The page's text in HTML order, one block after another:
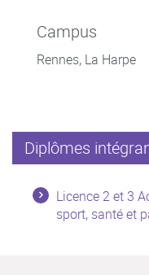
Campus
Rennes, La Harpe
Diplômes
Licence 2 et 3
sport, santé et